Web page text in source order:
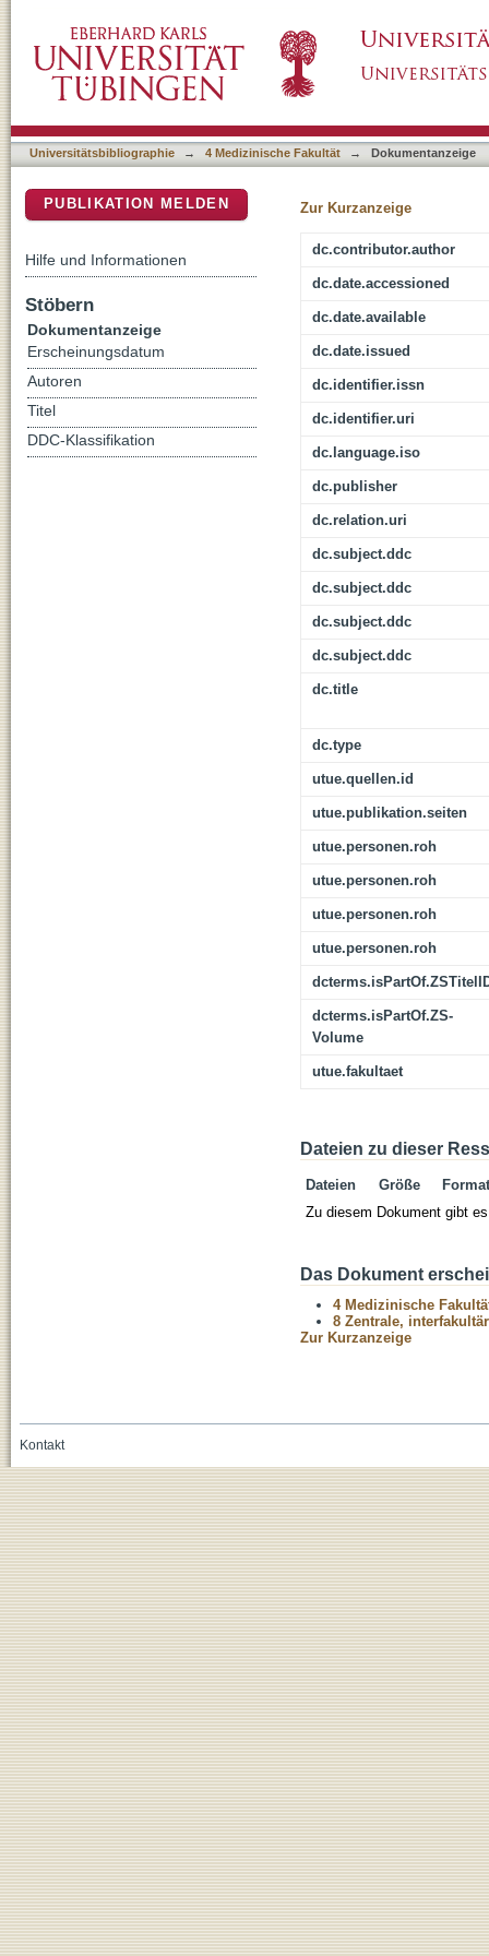
control in situated action
Universitätsbibliographie → 4 Medizinische Fakultät → Dokumentanzeige
Zur Kurzanzeige
dc.contributor.author
dc.date.accessioned
dc.date.available
dc.date.issued
dc.identifier.issn
dc.identifier.uri
dc.language.iso
dc.publisher
dc.relation.uri
dc.subject.ddc
dc.subject.ddc
dc.subject.ddc
dc.subject.ddc
dc.title
dc.type
utue.quellen.id
utue.publikation.seiten
utue.personen.roh
utue.personen.roh
utue.personen.roh
utue.personen.roh
dcterms.isPartOf.ZS-
Volume
utue.fakultaet
Dateien zu dieser
Dateien Größe
Format
Zu diesem Dokument gibt
Das Dokument
4 Medizinische
8 Zentrale,
Zur Kurzanzeige
PUBLIKATION MELDEN
Hilfe und Informationen
Stöbern
Dokumentanzeige
Erscheinungsdatum
Autoren
Titel
DDC-Klassifikation
Kontakt